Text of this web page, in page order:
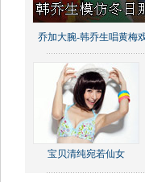
乔加大腕-韩乔生唱黄梅
宝贝清纯宛若仙女